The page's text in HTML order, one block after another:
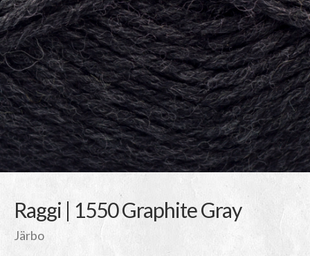
Raggi | 1550 Graphite Gray
Järbo